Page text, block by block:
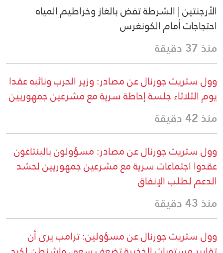
الأرجنتين | الشرطة تفض بالغاز وخراطيم المياه
احتجاجات أمام الكونغرس
منذ 37 دقيقة
وول ستريت جورنال عن مصادر: وزير الحرب ونائبه عقدا
يوم الثلاثاء جلسة إحاطة سرية مع مشرعين جمهوريين
منذ 42 دقيقة
وول ستريت جورنال عن مصادر: مسؤولون بالبنتاغون
عقدوا اجتماعات سرية مع مشرعين جمهوريين لحشد
الدعم لطلب الإنفاق
منذ 43 دقيقة
وول ستريت جورنال عن مسؤولين: ترامب يرى أن